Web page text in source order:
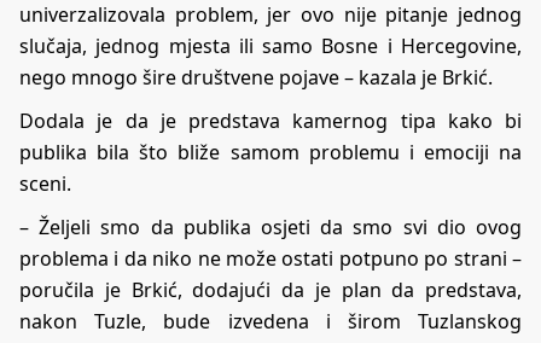
univerzalizovala problem, jer ovo nije pitanje jednog
slučaja, jednog mjesta ili samo Bosne i Hercegovine,
nego mnogo šire društvene pojave – kazala je Brkić.
Dodala je da je predstava kamernog tipa kako bi
publika bila što bliže samom problemu i emociji na
sceni.
– Željeli smo da publika osjeti da smo svi dio ovog
problema i da niko ne može ostati potpuno po strani –
poručila je Brkić, dodajući da je plan da predstava,
nakon Tuzle, bude izvedena i širom Tuzlanskog